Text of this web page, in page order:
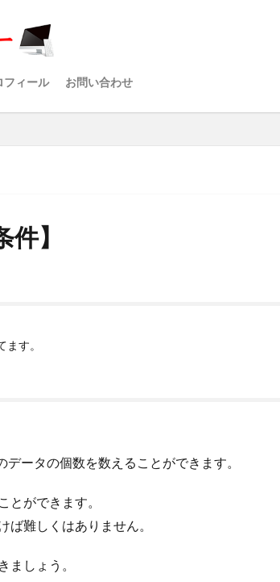
フィール お問い合わせ
】
す。
ータの個数を数えることができます。
ができます。
難しくはありません。
しょう。